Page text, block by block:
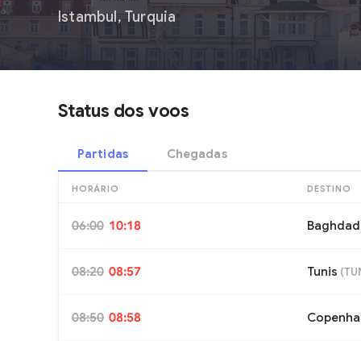
Istambul,Turquia
Status dos voos
Partidas Chegadas
HORÁRIO DESTINO
06:00 10:18 Baghdad
08:20 08:57 Tunis (
08:50 08:58